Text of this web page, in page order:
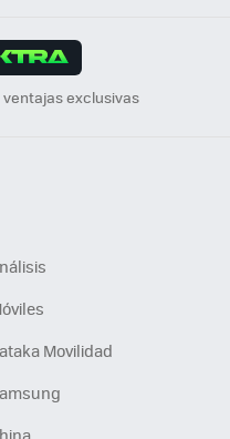
exclusivas
Movilidad